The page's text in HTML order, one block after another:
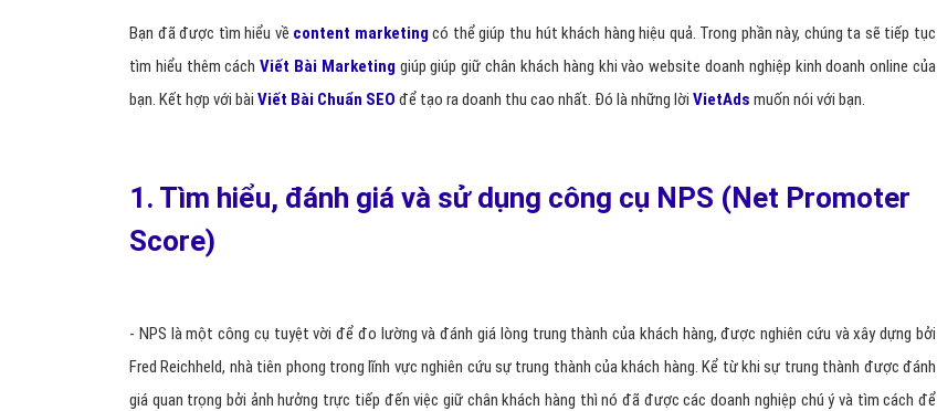
Bạn đã được tìm hiểu về content marketingcó thể giúp thu hút khách hàng hiệu quả. Trong phần này, chúng ta sẽ tiếp tục
tìm hiểu thêm cáchViết Bài Marketing giúp giúp giữ chân khách hàng khi vào website doanh nghiệp kinh doanh online của
bạn. Kết hợp với bài Viết Bài Chuẩn SEO để tạo ra doanh thu cao nhất. Đó là những lời VietAds muốn nói với bạn.
1. Tìm hiểu, đánh giá và sử dụng công cụ NPS (Net Promoter
Score)
- NPS là một công cụ tuyệt vời để đo lường và đánh giá lòng trung thành của khách hàng, được nghiên cứu và xây dựng bởi
Fred Reichheld, nhà tiên phong trong lĩnh vực nghiên cứu sự trung thành của khách hàng. Kể từ khi sự trung thành được đánh
giá quan trọng bởi ảnh hưởng trực tiếp đến việc giữ chân khách hàng thì nó đã được các doanh nghiệp chú ý và tìm cách để